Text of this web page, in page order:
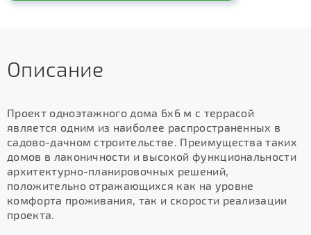
Описание
Проект одноэтажного дома 6х6 м с террасой
является одним из наиболее распространенных в
садово-дачном строительстве. Преимущества таких
домов в лаконичности и высокой функциональности
архитектурно-планировочных решений,
положительно отражающихся как на уровне
комфорта проживания, так и скорости реализации
проекта.